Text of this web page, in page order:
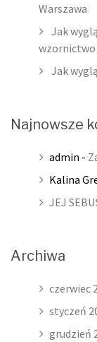
Warszawa
Jak
wzornictwo
Jak
Najnowsze
admin -
Kalina
JEJ
Archiwa
czerwiec
styczeń
grudzień